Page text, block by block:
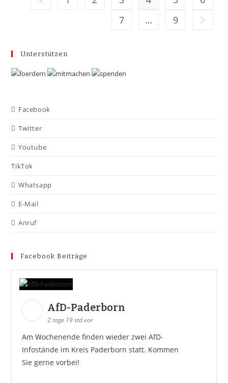
7
… 9
Unterstützen
Facebook
Twitter
Youtube
TikTok
Whatsapp
E-Mail
Anruf
Facebook Beiträge
AfD-Paderborn
2 tage 19 std vor
Am Wochenende finden wieder zwei AfD-
Infostände im Kreis Paderborn statt. Kommen
Sie gerne vorbei!